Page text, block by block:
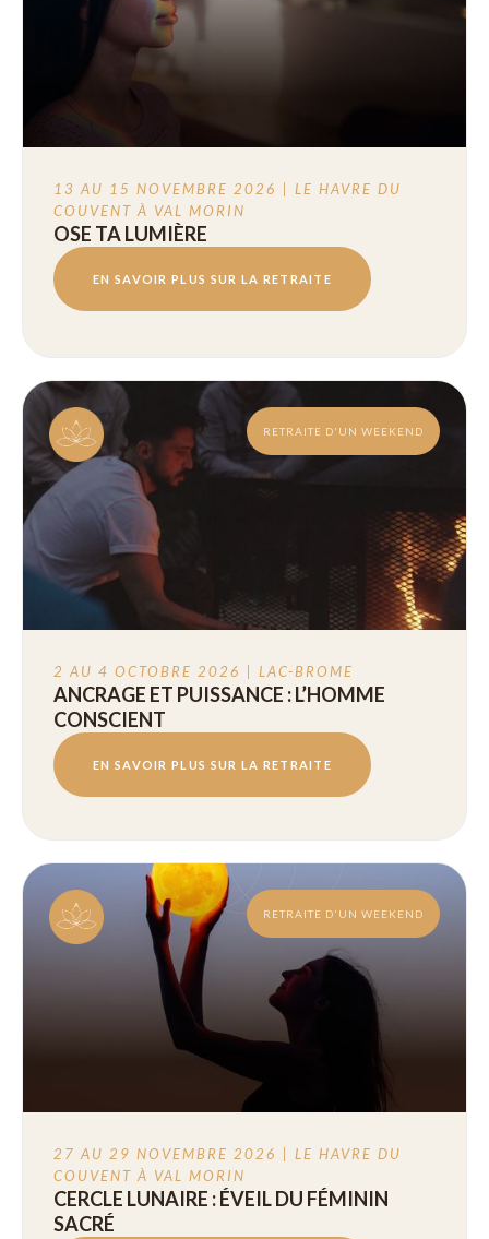
13 AU 15 NOVEMBRE 2026 | LE HAVRE DU
COUVENT À VAL MORIN
OSE TA LUMIÈRE
EN SAVOIR PLUS SUR LA RETRAITE
RETRAITE D'UN WEEKEND
2 AU 4 OCTOBRE 2026 | LAC-BROME
ANCRAGE ET PUISSANCE : L’HOMME
CONSCIENT
EN SAVOIR PLUS SUR LA RETRAITE
RETRAITE D'UN WEEKEND
27 AU 29 NOVEMBRE 2026 | LE HAVRE DU
COUVENT À VAL MORIN
CERCLE LUNAIRE : ÉVEIL DU FÉMININ
SACRÉ